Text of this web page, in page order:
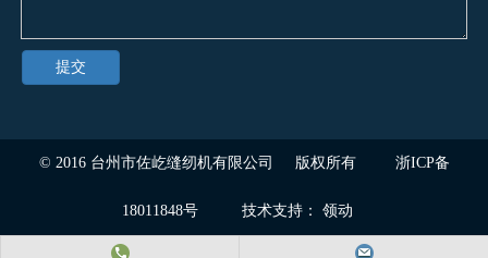
提交
© 2016 台州市佐屹缝纫机有限公司 版权所有 浙ICP备
18011848号 技术支持： 领动